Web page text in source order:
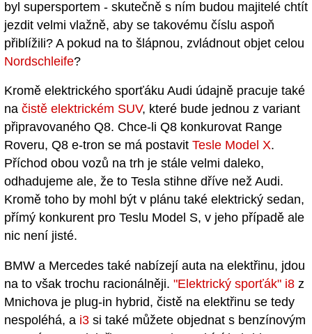
byl supersportem - skutečně s ním budou majitelé chtít
jezdit velmi vlažně, aby se takovému číslu aspoň
přiblížili? A pokud na to šlápnou, zvládnout objet celou
Nordschleife?
Kromě elektrického sporťáku Audi údajně pracuje také
na čistě elektrickém SUV, které bude jednou z variant
připravovaného Q8. Chce-li Q8 konkurovat Range
Roveru, Q8 e-tron se má postavit Tesle Model X.
Příchod obou vozů na trh je stále velmi daleko,
odhadujeme ale, že to Tesla stihne dříve než Audi.
Kromě toho by mohl být v plánu také elektrický sedan,
přímý konkurent pro Teslu Model S, v jeho případě ale
nic není jisté.
BMW a Mercedes také nabízejí auta na elektřinu, jdou
na to však trochu racionálněji. "Elektrický sporťák" i8 z
Mnichova je plug-in hybrid, čistě na elektřinu se tedy
nespoléhá, a i3 si také můžete objednat s benzínovým